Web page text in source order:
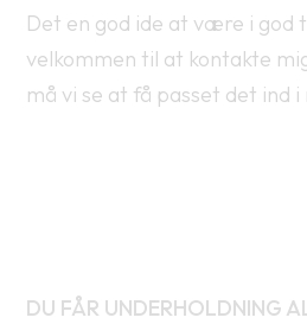
Det en god ide at være i god
velkommen til at kontakte
må vi se at få passet det ind
DU FÅR UNDERHOLDNING